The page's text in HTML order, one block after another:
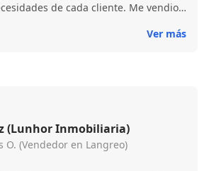
de cada cliente. Me vendio
persona.
Ver más
(Lunhor Inmobiliaria)
O. (Vendedor en Langreo)